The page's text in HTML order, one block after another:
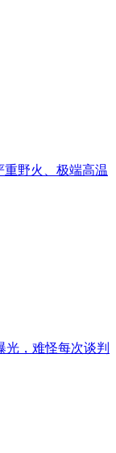
重野火、极端高温
，难怪每次谈判